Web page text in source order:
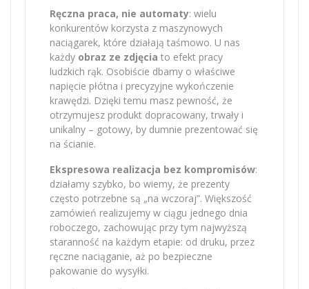
Ręczna praca, nie automaty: wielu
konkurentów korzysta z maszynowych
naciągarek, które działają taśmowo. U nas
każdy obraz ze zdjęcia to efekt pracy
ludzkich rąk. Osobiście dbamy o właściwe
napięcie płótna i precyzyjne wykończenie
krawędzi. Dzięki temu masz pewność, że
otrzymujesz produkt dopracowany, trwały i
unikalny – gotowy, by dumnie prezentować się
na ścianie.
Ekspresowa realizacja bez kompromisów:
działamy szybko, bo wiemy, że prezenty
często potrzebne są „na wczoraj”. Większość
zamówień realizujemy w ciągu jednego dnia
roboczego, zachowując przy tym najwyższą
staranność na każdym etapie: od druku, przez
ręczne naciąganie, aż po bezpieczne
pakowanie do wysyłki.